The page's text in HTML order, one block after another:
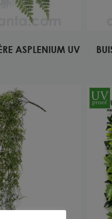
ASPLENIUM UV